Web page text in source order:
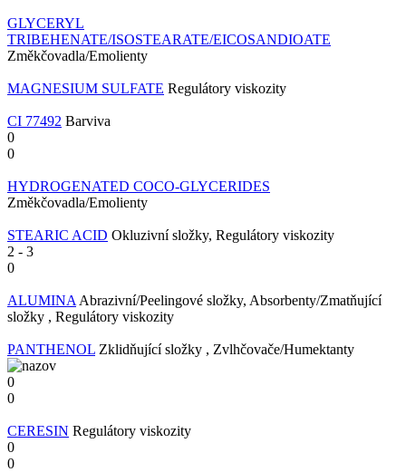
GLYCERYL
TRIBEHENATE/ISOSTEARATE/EICOSANDIOATE
Změkčovadla/Emolienty
MAGNESIUM SULFATE Regulátory viskozity
CI 77492 Barviva
0
0
HYDROGENATED COCO-GLYCERIDES
Změkčovadla/Emolienty
STEARIC ACID Okluzivní složky, Regulátory viskozity
2 - 3
0
ALUMINA Abrazivní/Peelingové složky, Absorbenty/Zmatňující
složky , Regulátory viskozity
PANTHENOL Zklidňující složky , Zvlhčovače/Humektanty
0
0
CERESIN Regulátory viskozity
0
0